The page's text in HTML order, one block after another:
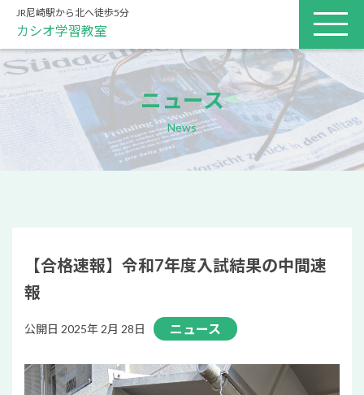
JR尼崎駅から北へ徒歩5分
カシオ学習教室
ニュース
News
【合格速報】令和7年度入試結果の中間速
報
公開日 2025年 2月 28日 ニュース